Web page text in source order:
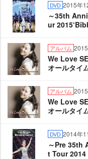
DVD 2015年
～35th
ur
アルバム
We Love
オールタイ
アルバム
We Love
オールタイ
DVD 2014年
～Pre 35th
t Tour